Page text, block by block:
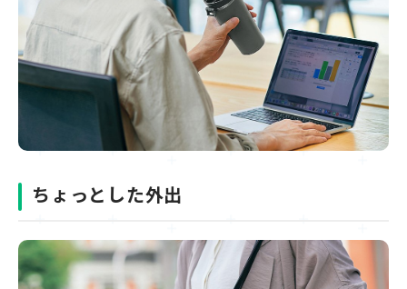
ちょっとした外出